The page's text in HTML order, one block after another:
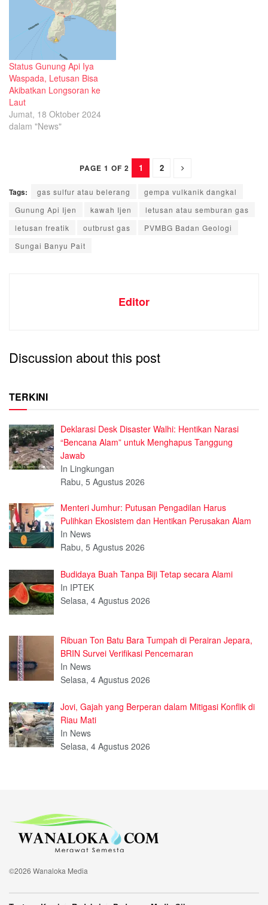
Status Gunung Api Iya
Waspada, Letusan Bisa
Akibatkan Longsoran ke
Laut
Jumat, 18 Oktober 2024
dalam "News"
PAGE 1 OF 2 1 2
Tags: gas sulfur atau belerang
gempa vulkanik dangkal
Gunung Api Ijen
kawah Ijen
letusan atau semburan gas
letusan freatik
outbrust gas
PVMBG Badan Geologi
Sungai Banyu Pait
Editor
Discussion about this post
TERKINI
Deklarasi Desk Disaster Walhi: Hentikan Narasi
“Bencana Alam” untuk Menghapus Tanggung
Jawab
In Lingkungan
Rabu, 5 Agustus 2026
Menteri Jumhur: Putusan Pengadilan Harus
Pulihkan Ekosistem dan Hentikan Perusakan Alam
In News
Rabu, 5 Agustus 2026
Budidaya Buah Tanpa Biji Tetap secara Alami
In IPTEK
Selasa, 4 Agustus 2026
Ribuan Ton Batu Bara Tumpah di Perairan Jepara,
BRIN Survei Verifikasi Pencemaran
In News
Selasa, 4 Agustus 2026
Jovi, Gajah yang Berperan dalam Mitigasi Konflik di
Riau Mati
In News
Selasa, 4 Agustus 2026
©2026 Wanaloka Media